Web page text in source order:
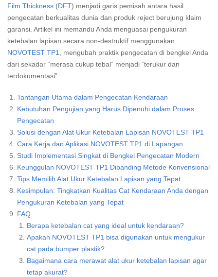
Film Thickness (DFT) menjadi garis pemisah antara hasil
pengecatan berkualitas dunia dan produk reject berujung klaim
garansi. Artikel ini memandu Anda menguasai pengukuran
ketebalan lapisan secara non-destruktif menggunakan
NOVOTEST TP1
, mengubah praktik pengecatan di bengkel Anda
dari sekadar “merasa cukup tebal” menjadi “terukur dan
terdokumentasi”.
Tantangan Utama dalam Pengecatan Kendaraan
Kebutuhan Pengujian yang Harus Dipenuhi dalam Proses
Pengecatan
Solusi dengan Alat Ukur Ketebalan Lapisan NOVOTEST TP1
Cara Kerja dan Aplikasi NOVOTEST TP1 di Lapangan
Studi Implementasi Singkat di Bengkel Pengecatan Modern
Keunggulan NOVOTEST TP1 Dibanding Metode Konvensional
Tips Memilih Alat Ukur Ketebalan Lapisan yang Tepat
Kesimpulan: Tingkatkan Kualitas Cat Kendaraan Anda dengan
Pengukuran Ketebalan yang Tepat
FAQ
Berapa ketebalan cat yang ideal untuk kendaraan?
Apakah NOVOTEST TP1 bisa digunakan untuk mengukur
cat pada bumper plastik?
Bagaimana cara merawat alat ukur ketebalan lapisan agar
tetap akurat?